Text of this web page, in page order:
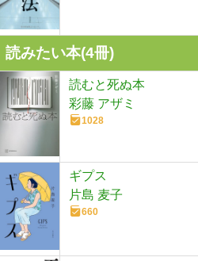
読みたい本(4冊)
読むと死ぬ本
彩藤 アザミ
1028
ギプス
片島 麦子
660